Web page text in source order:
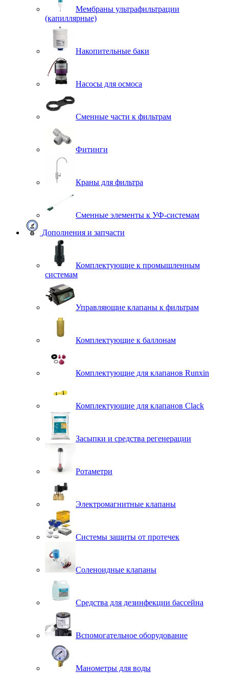
Мембраны ультрафильтрации
(капиллярные)
Накопительные баки
Насосы для осмоса
Сменные части к фильтрам
Фитинги
Краны для фильтра
Сменные элементы к УФ-системам
Дополнения и запчасти
Комплектующие к промышленным
системам
Управляющие клапаны к фильтрам
Комплектующие к баллонам
Комплектующие для клапанов Runxin
Комплектующие для клапанов Clack
Засыпки и средства регенерации
Ротаметри
Электромагнитные клапаны
Системы защиты от протечек
Соленоидные клапаны
Средства для дезинфекции бассейна
Вспомогательное оборудование
Манометры для воды